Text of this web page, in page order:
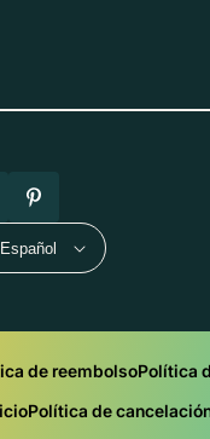
Pinterest
Español
de reembolsoPolítica
Política de